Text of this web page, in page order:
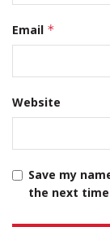
Email *
Website
Save my
the next